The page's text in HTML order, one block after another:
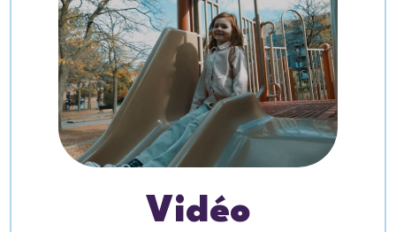
Vidéo